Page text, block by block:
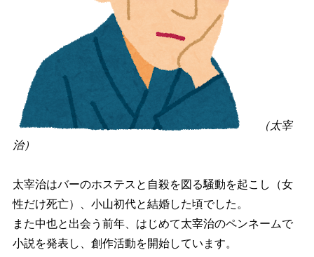
（太宰
治）
太宰治はバーのホステスと自殺を図る騒動を起こし（女
性だけ死亡）、小山初代と結婚した頃でした。
また中也と出会う前年、はじめて太宰治のペンネームで
小説を発表し、創作活動を開始しています。